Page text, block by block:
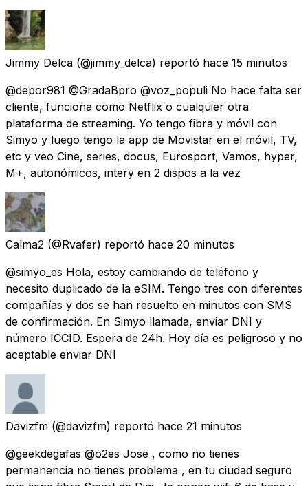
Jimmy Delca (@jimmy_delca) reportó hace 15 minutos
@depor981 @GradaBpro @voz_populi No hace falta ser
cliente, funciona como Netflix o cualquier otra
plataforma de streaming. Yo tengo fibra y móvil con
Simyo y luego tengo la app de Movistar en el móvil, TV,
etc y veo Cine, series, docus, Eurosport, Vamos, hyper,
M+, autonómicos, intery en 2 dispos a la vez
Calma2 (@Rvafer) reportó hace 20 minutos
@simyo_es Hola, estoy cambiando de teléfono y
necesito duplicado de la eSIM. Tengo tres con diferentes
compañías y dos se han resuelto en minutos con SMS
de confirmación. En Simyo llamada, enviar DNI y
número ICCID. Espera de 24h. Hoy día es peligroso y no
aceptable enviar DNI
Davizfm (@davizfm) reportó hace 21 minutos
@geekdegafas @o2es Jose , como no tienes
permanencia no tienes problema , en tu ciudad seguro